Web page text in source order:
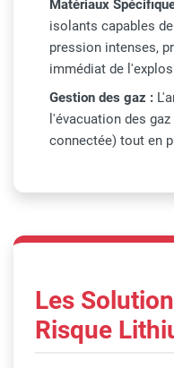
Matériaux
isolants capables
pression intenses,
immédiat de
Gestion des gaz :
l'évacuation des
connectée) tout en
Les
Risque